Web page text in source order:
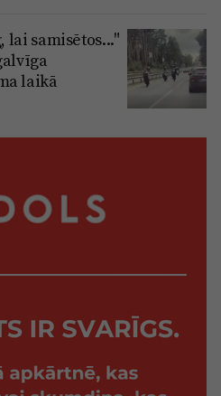
lai samisētos..."
laikā